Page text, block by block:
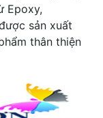
Epoxy,
sản xuất
thân thiện